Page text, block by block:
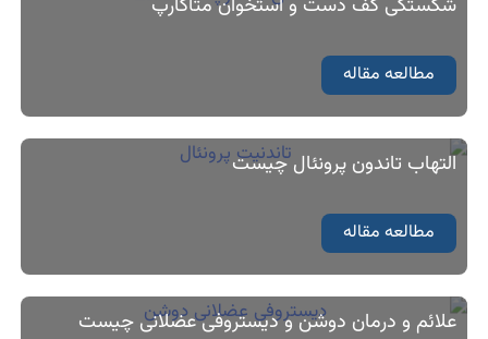
شکستگی کف دست و استخوان متاکارپ
مطالعه مقاله
التهاب تاندون پرونئال چیست
مطالعه مقاله
علائم و درمان دوشن و دیستروفی عضلانی چیست